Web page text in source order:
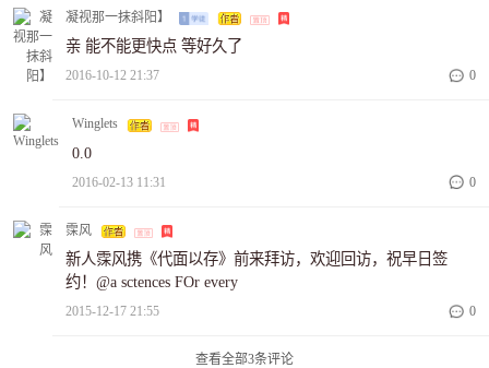
凝视那一抹斜阳】
亲 能不能更快点 等好久了
2016-10-12 21:37 0
Winglets
0.0
2016-02-13 11:31 0
霂风
新人霂风携《代面以存》前来拜访，欢迎回访，祝早日签
约！@a sctences FOr every
2015-12-17 21:55 0
查看全部3条评论